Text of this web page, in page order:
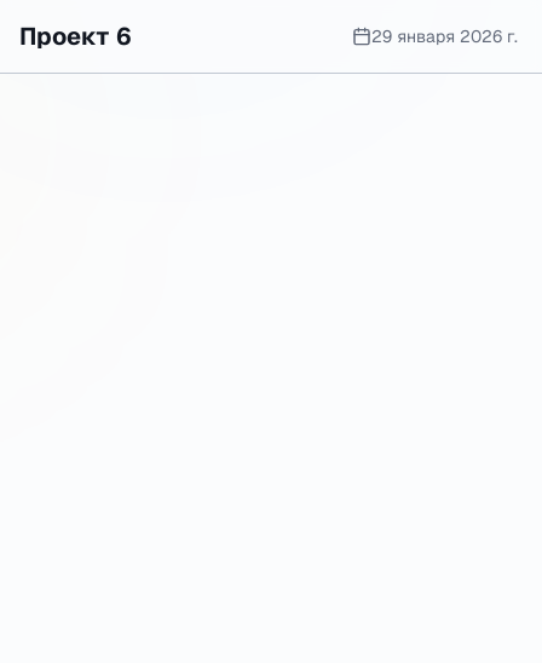
Проект 6 29 января 2026 г.